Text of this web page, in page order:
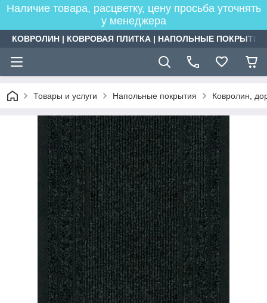
Наличие товара, расцветку, цену просьба уточнять
у менеджера
КОВРОЛИН | КОВРОВАЯ ПЛИТКА | НАПОЛЬНЫЕ
Товары и услуги Напольные покрытия Ковролин,